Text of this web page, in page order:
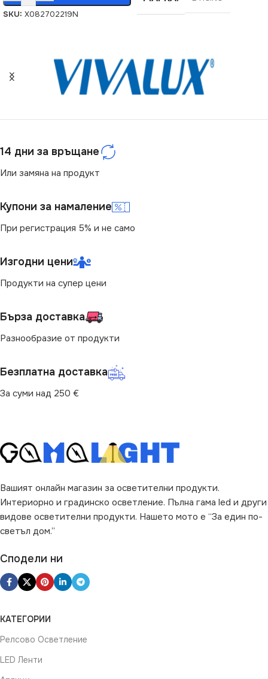
SKU: X082702219N
14 дни за връщане
Или замяна на продукт
Купони за намаление
При регистрация 5% и не само
Изгодни цени
Продукти на супер цени
Бърза доставка
Разнообразие от продукти
Безплатна доставка
За суми над 250 €
Вашият онлайн магазин за осветителни продукти.
Интериорно и градинско осветление. Пълна гама led и други
видове осветителни продукти. Нашето мото е “За един по-
светъл дом.”
Сподели ни
КАТЕГОРИИ
Релсово Осветление
LED Ленти